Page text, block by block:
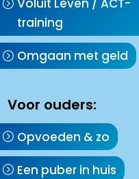
training
Omgaan met geld
Voor ouders:
Opvoeden & zo
Een puber in huis